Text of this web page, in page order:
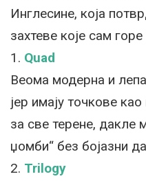
Инглесине, која
захтеве које сам
1. Quad
Веома модерна и
јер имају точкове
за све терене, дакле
џомби“ без бојазни
2. Trilogy